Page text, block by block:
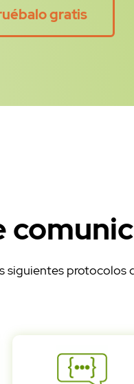
máximo de
respuesta
>request(
=
de
gratis
siguientes protocolos